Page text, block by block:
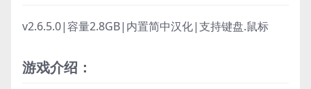
v2.6.5.0|容量2.8GB|内置简中汉化|支持键盘.鼠标
游戏介绍：